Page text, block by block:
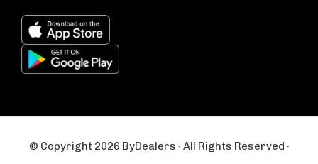
© Copyright 2026 ByDealers · All Rights Reserved ·